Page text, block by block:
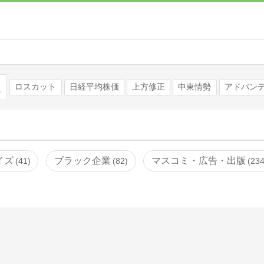
ロスカット 日経平均株価 上方修正 中東情勢 アドバン
ズ 41 ブラック企業 82 マスコミ・広告・出版